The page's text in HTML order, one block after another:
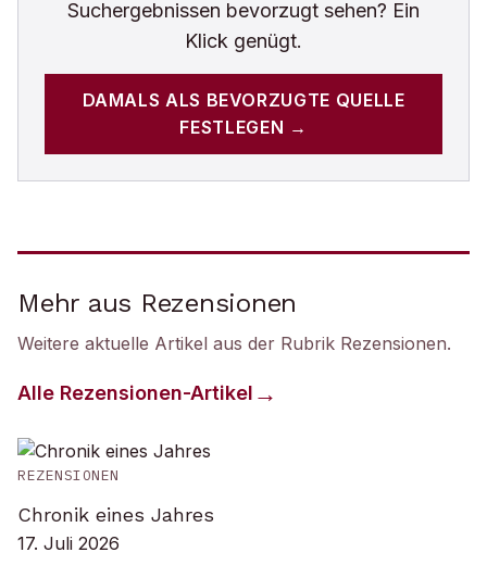
Suchergebnissen bevorzugt sehen? Ein
Klick genügt.
DAMALS ALS BEVORZUGTE QUELLE
FESTLEGEN →
Mehr aus Rezensionen
Weitere aktuelle Artikel aus der Rubrik Rezensionen.
Alle Rezensionen-Artikel
REZENSIONEN
Chronik eines Jahres
17. Juli 2026